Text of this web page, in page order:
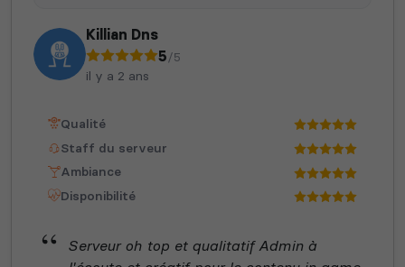
Killian Dns
5/5
il y a 2 ans
Qualité
Staff du serveur
Ambiance
Disponibilité
Serveur oh top et qualitatif Admin à